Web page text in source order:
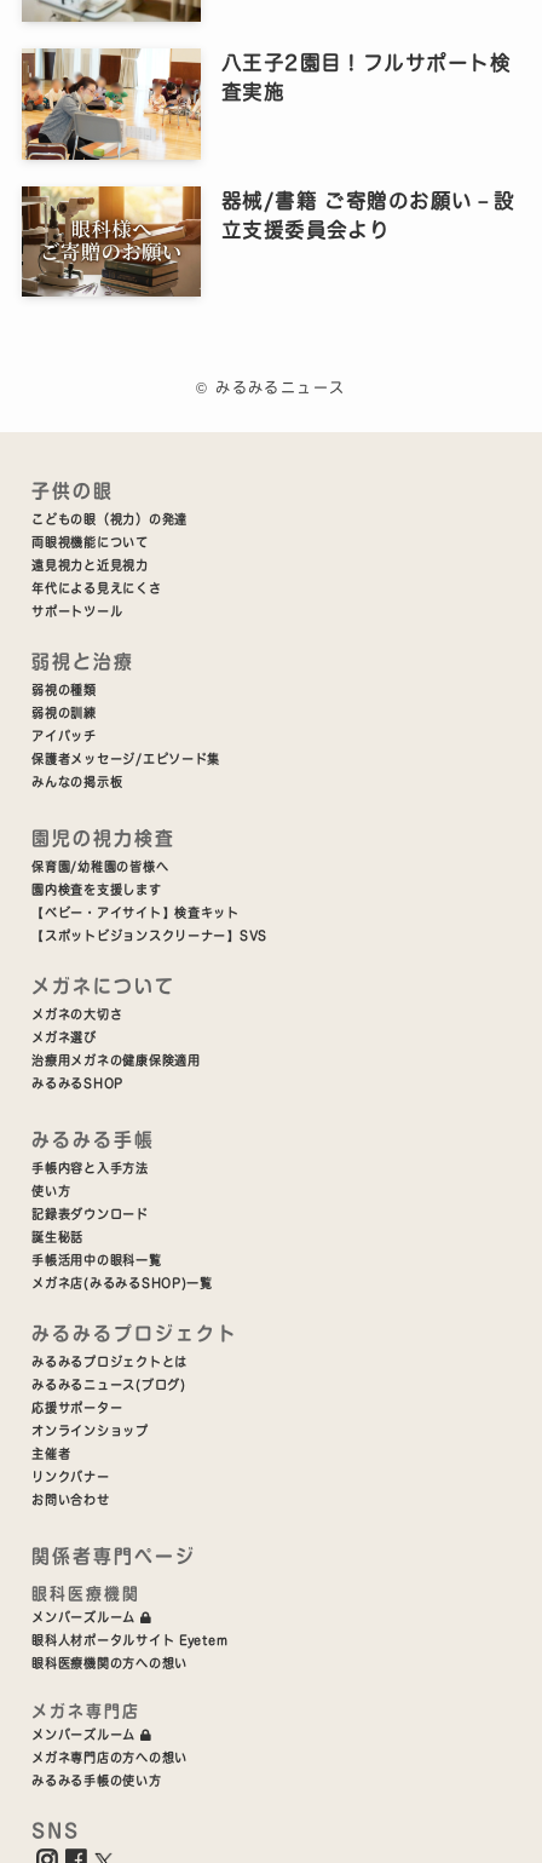
八王子2園目！フルサポート検
査実施
器械/書籍 ご寄贈のお願い－設
立支援委員会より
© みるみるニュース
子供の眼
こどもの眼（視力）の発達
両眼視機能について
遠見視力と近見視力
年代による見えにくさ
サポートツール
弱視と治療
弱視の種類
弱視の訓練
アイパッチ
保護者メッセージ/エピソード集
みんなの掲示板
園児の視力検査
保育園/幼稚園の皆様へ
園内検査を支援します
【ベビー・アイサイト】検査キット
【スポットビジョンスクリーナー】SVS
メガネについて
メガネの大切さ
メガネ選び
治療用メガネの健康保険適用
みるみるSHOP
みるみる手帳
手帳内容と入手方法
使い方
記録表ダウンロード
誕生秘話
手帳活用中の眼科一覧
メガネ店(みるみるSHOP)一覧
みるみるプロジェクト
みるみるプロジェクトとは
みるみるニュース(ブログ)
応援サポーター
オンラインショップ
主催者
リンクバナー
お問い合わせ
関係者専門ページ
眼科医療機関
メンバーズルーム
眼科人材ポータルサイト Eyetem
眼科医療機関の方への想い
メガネ専門店
メンバーズルーム
メガネ専門店の方への想い
みるみる手帳の使い方
SNS